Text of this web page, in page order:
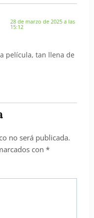
28 de marzo de 2025 a las
15:12
película, tan llena de
no será publicada.
con *